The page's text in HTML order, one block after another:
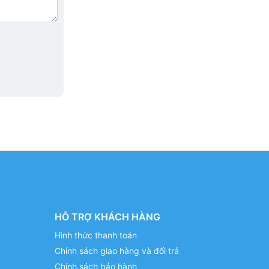
HỖ TRỢ KHÁCH HÀNG
Hình thức thanh toán
Chính sách giao hàng và đổi trả
Chính sách bảo hành